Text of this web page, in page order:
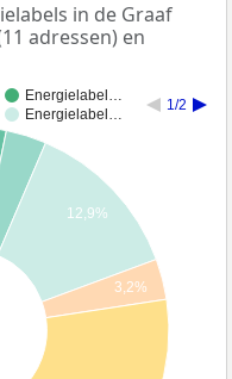
in de Graaf
adressen) en
Energielabel…
Energielabel…
1/2
12,9%
3,2%